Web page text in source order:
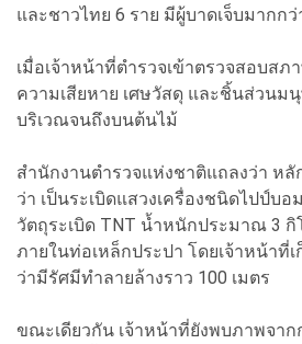
และชาวไทย 6 ราย มีผู้บาดเจ็บมากก
เมื่อเจ้าหน้าที่ตำรวจเข้าตรวจสอบสภ
ความเสียหาย เศษวัสดุ และชิ้นส่วนม
บริเวณจนถึงบนต้นไม้
สำนักงานตำรวจแห่งชาติแถลงว่า หลั
ว่า เป็นระเบิดแสวงเครื่องชนิดไปป์บอ
วัตถุระเบิด TNT น้ำหนักประมาณ 3
ภายในท่อเหล็กประปา โดยเจ้าหน้าที่
ว่ามีรัศมีทำลายล้างราว 100 เมตร
ขณะเดียวกัน เจ้าหน้าที่ยังพบภาพจาก